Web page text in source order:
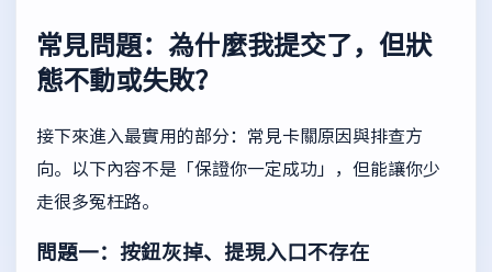
常見問題：為什麼我提交了，但狀
態不動或失敗？
接下來進入最實用的部分：常見卡關原因與排查方
向。以下內容不是「保證你一定成功」，但能讓你少
走很多冤枉路。
問題一：按鈕灰掉、提現入口不存在